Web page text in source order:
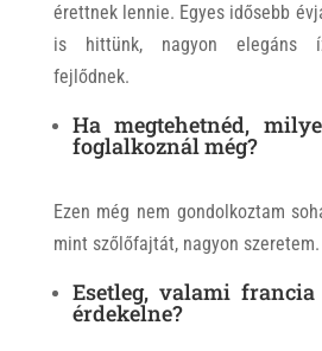
érettnek lennie. Egyes idősebb
is hittünk, nagyon elegáns
fejlődnek.
Ha megtehetnéd,
foglalkoznál még?
Ezen még nem gondolkoztam
mint szőlőfajtát, nagyon szeretem.
Esetleg, valami
érdekelne?